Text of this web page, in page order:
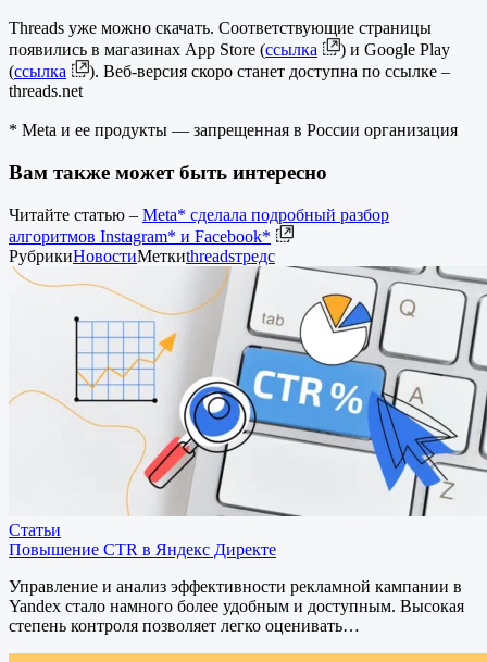
Threads уже можно скачать. Соответствующие страницы
появились в магазинах App Store (ссылка
) и Google Play
(ссылка
). Веб-версия скоро станет доступна по ссылке –
threads.net
* Meta и ее продукты — запрещенная в России организация
Вам также может быть интересно
Читайте статью – Meta* сделала подробный разбор
алгоритмов Instagram* и Facebook*
РубрикиНовостиМеткиthreadsтредс
Статьи
Повышение CTR в Яндекс Директе
Управление и анализ эффективности рекламной кампании в
Yandex стало намного более удобным и доступным. Высокая
степень контроля позволяет легко оценивать…